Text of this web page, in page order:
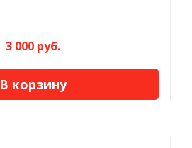
3 000 руб.
В корзину